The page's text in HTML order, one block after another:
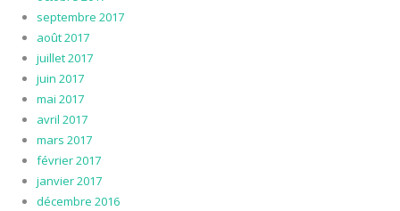
septembre 2017
août 2017
juillet 2017
juin 2017
mai 2017
avril 2017
mars 2017
février 2017
janvier 2017
décembre 2016